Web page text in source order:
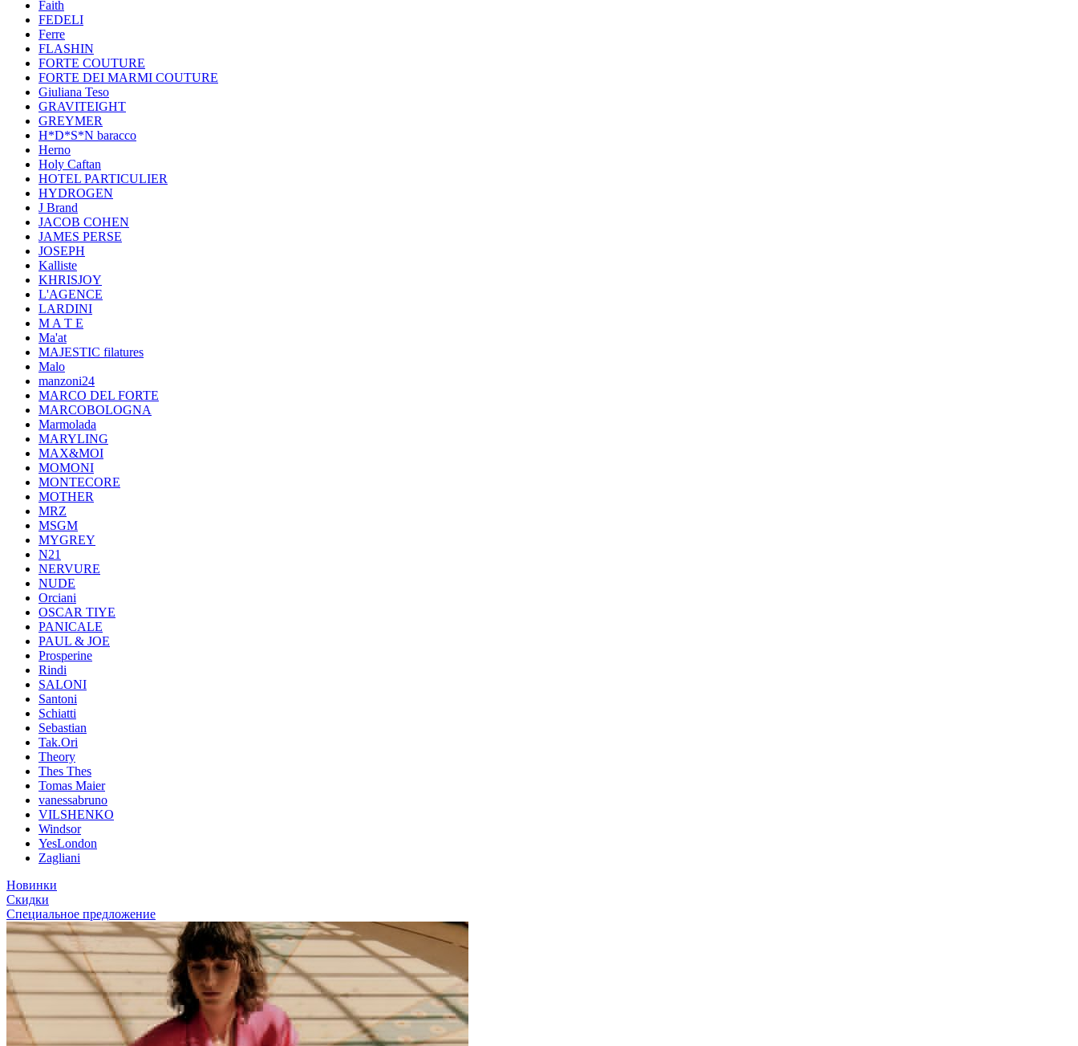
Faith
FEDELI
Ferre
FLASHIN
FORTE COUTURE
FORTE DEI MARMI COUTURE
Giuliana Teso
GRAVITEIGHT
GREYMER
H*D*S*N baracco
Herno
Holy Caftan
HOTEL PARTICULIER
HYDROGEN
J Brand
JACOB COHEN
JAMES PERSE
JOSEPH
Kalliste
KHRISJOY
L'AGENCE
LARDINI
M A T E
Ma'at
MAJESTIC filatures
Malo
manzoni24
MARCO DEL FORTE
MARCOBOLOGNA
Marmolada
MARYLING
MAX&MOI
MOMONI
MONTECORE
MOTHER
MRZ
MSGM
MYGREY
N21
NERVURE
NUDE
Orciani
OSCAR TIYE
PANICALE
PAUL & JOE
Prosperine
Rindi
SALONI
Santoni
Schiatti
Sebastian
Tak.Ori
Theory
Thes Thes
Tomas Maier
vanessabruno
VILSHENKO
Windsor
YesLondon
Zagliani
Новинки
Скидки
Специальное предложение